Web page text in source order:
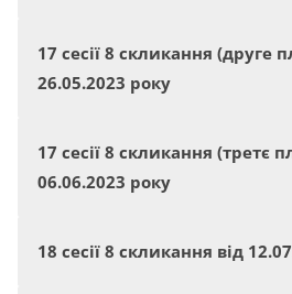
17 сесії 8 скликання (друге
26.05.2023 року
17 сесії 8 скликання (третє
06.06.2023 року
18 сесії 8 скликання від